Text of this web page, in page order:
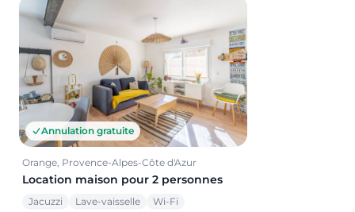
Annulation gratuite
Orange, Provence-Alpes-Côte d'Azur
Location maison pour 2 personnes
Jacuzzi Lave-vaisselle Wi-Fi